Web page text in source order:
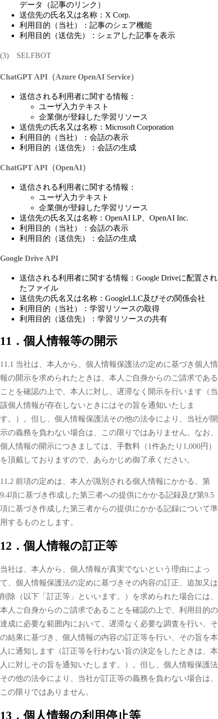
データ（記事のリンク）
送信先の氏名又は名称：X Corp.
利用目的（当社）：記事のシェア機能
利用目的（送信先）：シェアした記事を表示
(3) SELFBOT
ChatGPT API（Azure OpenAI Service）
送信される利用者に関する情報：
ユーザ入力テキスト
企業側が登録した学習リソース
送信先の氏名又は名称：Microsoft Corporation
利用目的（当社）：会話の表示
利用目的（送信先）：会話の生成
ChatGPT API（OpenAI）
送信される利用者に関する情報：
ユーザ入力テキスト
企業側が登録した学習リソース
送信先の氏名又は名称：OpenAI LP、OpenAI Inc.
利用目的（当社）：会話の表示
利用目的（送信先）：会話の生成
Google Drive API
送信される利用者に関する情報：Google Driveに配置され
たファイル
送信先の氏名又は名称：GoogleLLC及びその関係会社
利用目的（当社）：学習リソースの取得
利用目的（送信先）：学習リソースの共有
11．個人情報等の開示
11.1 当社は、本人から、個人情報保護法の定めに基づき個人情
報の開示を求められたときは、本人ご自身からのご請求である
ことを確認の上で、本人に対し、遅滞なく開示を行います（当
該個人情報が存在しないときにはその旨を通知いたしま
す。）。但し、個人情報保護法その他の法令により、当社が開
示の義務を負わない場合は、この限りではありません。なお、
個人情報の開示につきましては、手数料（1件あたり1,000円）
を頂戴しておりますので、あらかじめ御了承ください。
11.2 前項の定めは、本人が識別される個人情報にかかる、第
9.4項に基づき作成した第三者への提供にかかる記録及び第9.5
項に基づき作成した第三者からの提供にかかる記録について準
用するものとします。
12．個人情報の訂正等
当社は、本人から、個人情報が真実でないという理由によっ
て、個人情報保護法の定めに基づきその内容の訂正、追加又は
削除（以下「訂正等」といいます。）を求められた場合には、
本人ご自身からのご請求であることを確認の上で、利用目的の
達成に必要な範囲内において、遅滞なく必要な調査を行い、そ
の結果に基づき、個人情報の内容の訂正等を行い、その旨を本
人に通知します（訂正等を行わない旨の決定をしたときは、本
人に対しその旨を通知いたします。）。但し、個人情報保護法
その他の法令により、当社が訂正等の義務を負わない場合は、
この限りではありません。
13．個人情報の利用停止等